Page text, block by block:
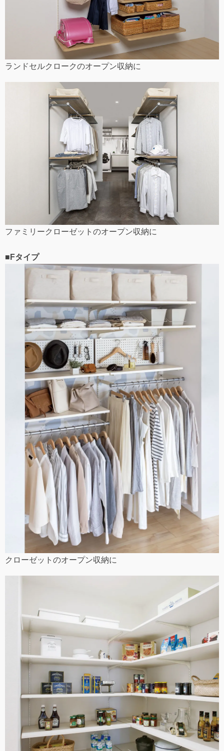
ランドセルクロークのオープン収納に
ファミリークローゼットのオープン収納に
■Fタイプ
クローゼットのオープン収納に